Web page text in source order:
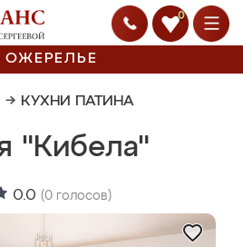
0
ОЖЕРЕЛЬЕ
→ КУХНИ ПАТИНА
"Кибела"
0.0 (0 голосов)